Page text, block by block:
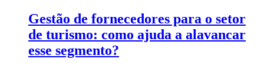
Gestão de fornecedores para o setor
de turismo: como ajuda a alavancar
esse segmento?